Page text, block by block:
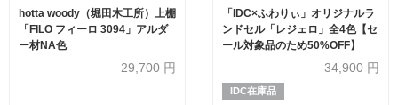
hotta woody（堀田木工所）上棚
「FILO フィーロ 3094」アルダ
ー材NA色
29,700 円
「IDC×ふわりぃ」オリジナルラ
ンドセル「レジェロ」全4色【セ
ール対象品のため50%OFF】
34,900 円
IDC在庫品